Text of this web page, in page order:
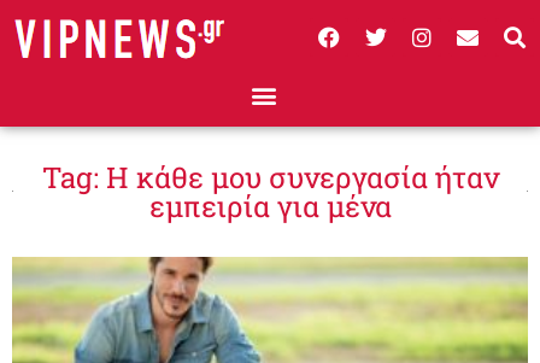
Tag: Η κάθε μου συνεργασία ήταν
εμπειρία για μένα